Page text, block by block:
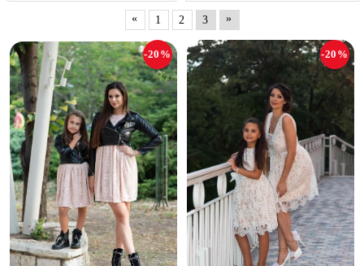
« 1 2 3 »
-20% -20%